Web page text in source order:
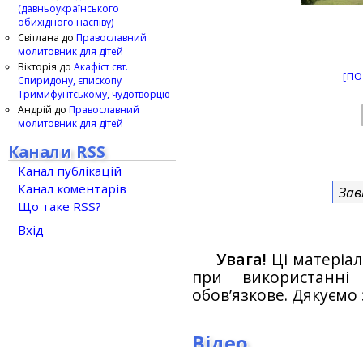
Увага! Ці
при
обов’язкове.
(давньоукраїнського
обихідного наспіву)
Світлана до Православний
молитовник для дітей
Вікторія до Акафіст свт.
Спиридону, єпископу
Тримифунтському, чудотворцю
Андрій до Православний
молитовник для дітей
Канали RSS
Канал публікацій
Канал коментарів
Що таке RSS?
Вхід